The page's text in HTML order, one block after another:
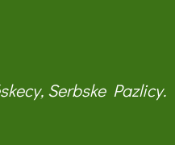
Serbske Pazlicy.